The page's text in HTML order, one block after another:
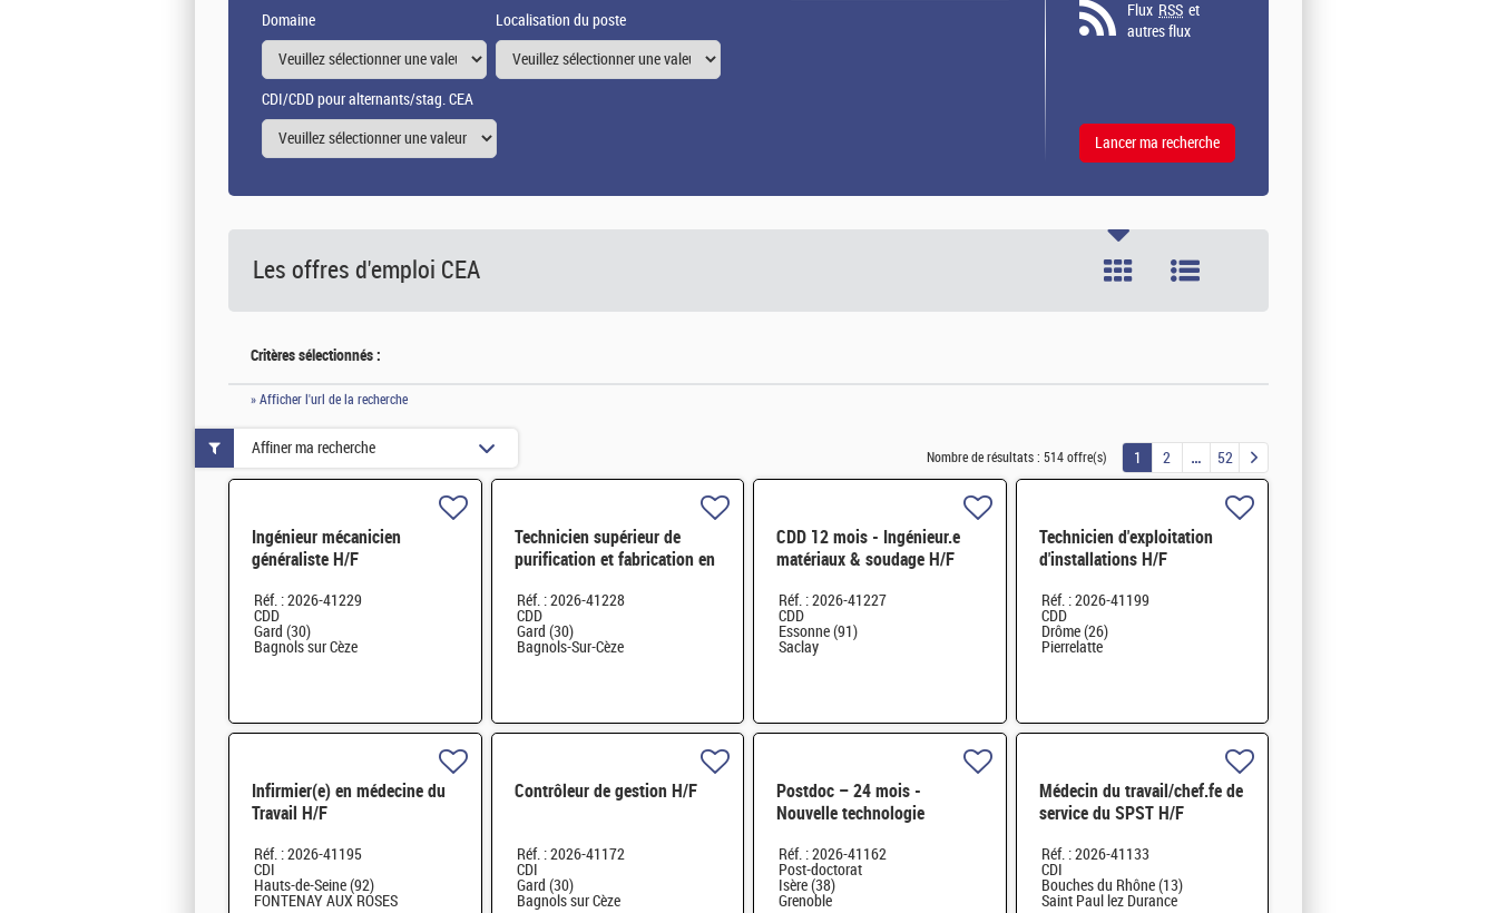
Domaine Localisation du poste
CDI/CDD pour alternants/stag. CEA
Flux RSS et
autres flux
Les offres d'emploi CEA
Critères sélectionnés :
» Afficher l'url de la recherche
Nombre de résultats : 514 offre(s) 1 2 52
Ingénieur mécanicien
généraliste H/F
Réf. : 2026-41229
CDD
Gard (30)
Bagnols sur Cèze
Technicien supérieur de
purification et fabrication en
Réf. : 2026-41228
CDD
Gard (30)
Bagnols-Sur-Cèze
CDD 12 mois - Ingénieur.e
matériaux & soudage H/F
Réf. : 2026-41227
CDD
Essonne (91)
Saclay
Technicien d'exploitation
d'installations H/F
Réf. : 2026-41199
CDD
Drôme (26)
Pierrelatte
Infirmier(e) en médecine du
Travail H/F
Réf. : 2026-41195
CDI
Hauts-de-Seine (92)
FONTENAY AUX ROSES
Contrôleur de gestion H/F
Réf. : 2026-41172
CDI
Gard (30)
Bagnols sur Cèze
Postdoc – 24 mois -
Nouvelle technologie
H/F
Réf. : 2026-41162
Post-doctorat
Isère (38)
Grenoble
Médecin du travail/chef.fe de
service du SPST H/F
Réf. : 2026-41133
CDI
Bouches du Rhône (13)
Saint Paul lez Durance
Affiner ma recherche